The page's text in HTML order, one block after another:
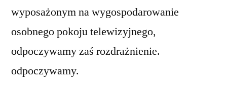
wyposażonym na wygospodarowanie
osobnego pokoju telewizyjnego,
odpoczywamy zaś rozdrażnienie.
odpoczywamy.